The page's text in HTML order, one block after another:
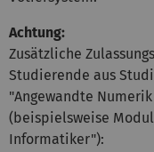
Achtung:
Zusätzliche
Studierende aus
"Angewandte Numerik
(beispielsweise
Informatiker"):